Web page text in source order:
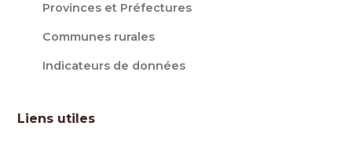
Provinces et Préfectures
Communes rurales
Indicateurs de données
Liens utiles